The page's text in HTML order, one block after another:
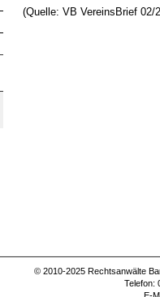
(Quelle: VB VereinsBrief 02/
© 2010-2025 Rechtsanwälte
Telefon:
E-